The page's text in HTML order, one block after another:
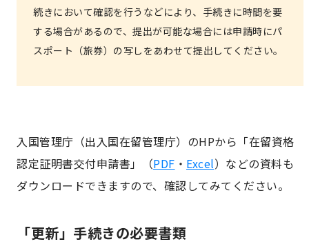
続きにおいて確認を行うなどにより、手続きに時間を要
する場合があるので、提出が可能な場合には申請時にパ
スポート（旅券）の写しをあわせて提出してください。
入国管理庁（出入国在留管理庁）のHPから「在留資格
認定証明書交付申請書」（PDF ・ Excel）などの資料も
ダウンロードできますので、確認してみてください。
「更新」手続きの必要書類